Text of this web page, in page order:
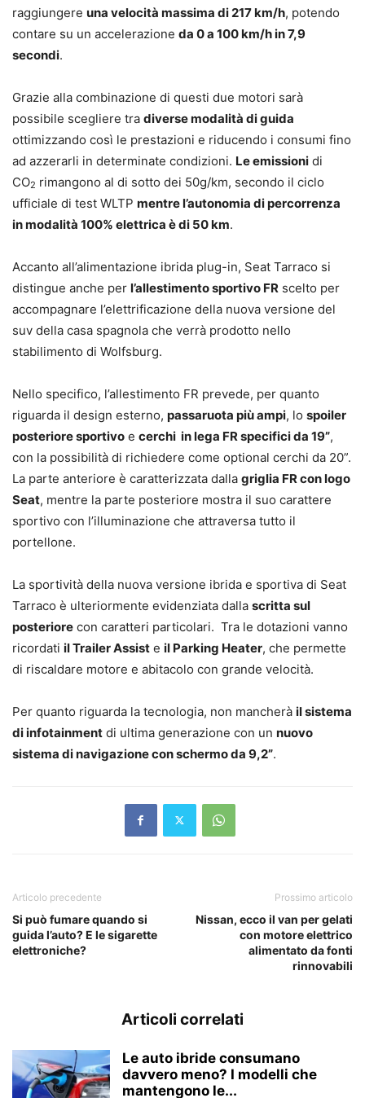
raggiungere una velocità massima di 217 km/h, potendo
contare su un accelerazione da 0 a 100 km/h in 7,9
secondi.
Grazie alla combinazione di questi due motori sarà
possibile scegliere tra diverse modalità di guida
ottimizzando così le prestazioni e riducendo i consumi fino
ad azzerarli in determinate condizioni. Le emissioni di
CO2 rimangono al di sotto dei 50g/km, secondo il ciclo
ufficiale di test WLTP mentre l’autonomia di percorrenza
in modalità 100% elettrica è di 50 km.
Accanto all’alimentazione ibrida plug-in, Seat Tarraco si
distingue anche per l’allestimento sportivo FR scelto per
accompagnare l’elettrificazione della nuova versione del
suv della casa spagnola che verrà prodotto nello
stabilimento di Wolfsburg.
Nello specifico, l’allestimento FR prevede, per quanto
riguarda il design esterno, passaruota più ampi, lo spoiler
posteriore sportivo e cerchi in lega FR specifici da 19”,
con la possibilità di richiedere come optional cerchi da 20”.
La parte anteriore è caratterizzata dalla griglia FR con logo
Seat, mentre la parte posteriore mostra il suo carattere
sportivo con l’illuminazione che attraversa tutto il
portellone.
La sportività della nuova versione ibrida e sportiva di Seat
Tarraco è ulteriormente evidenziata dalla scritta sul
posteriore con caratteri particolari. Tra le dotazioni vanno
ricordati il Trailer Assist e il Parking Heater, che permette
di riscaldare motore e abitacolo con grande velocità.
Per quanto riguarda la tecnologia, non mancherà il sistema
di infotainment di ultima generazione con un nuovo
sistema di navigazione con schermo da 9,2”.
Articolo precedente
Si può fumare quando si
guida l’auto? E le sigarette
elettroniche?
Prossimo articolo
Nissan, ecco il van per gelati
con motore elettrico
alimentato da fonti
rinnovabili
Articoli correlati
Le auto ibride consumano
davvero meno? I modelli che
mantengono le...